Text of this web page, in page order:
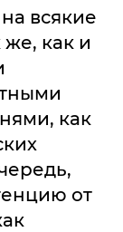
всякие
как и
как
от